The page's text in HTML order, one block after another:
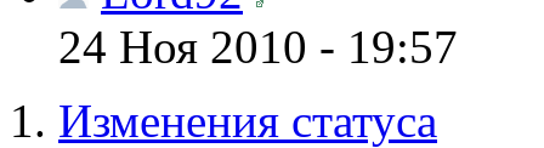
24 Ноя 2010 - 19:57
Изменения статуса